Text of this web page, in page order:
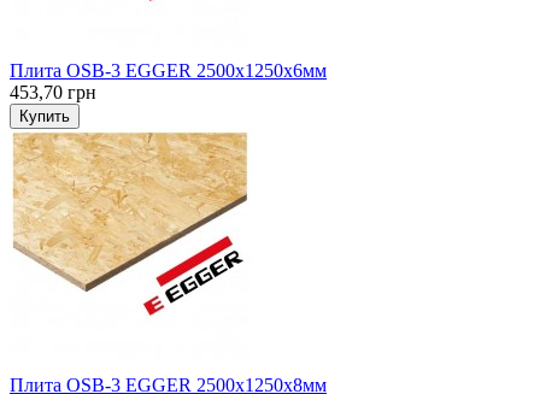
Плита OSB-3 EGGER 2500х1250х6мм
453,70 грн
Купить
Плита OSB-3 EGGER 2500х1250х8мм